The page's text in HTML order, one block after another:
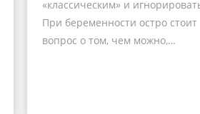
«классическим» и
При беременности остро стоит
вопрос о том, чем можно,…